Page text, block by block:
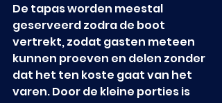
De tapas worden meestal
geserveerd zodra de boot
vertrekt, zodat gasten meteen
kunnen proeven en delen zonder
dat het ten koste gaat van het
varen. Door de kleine porties is